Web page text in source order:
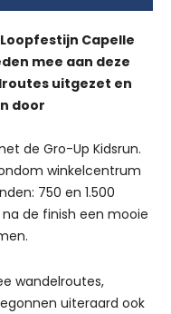
Capelle
mee aan deze
uitgezet en
door
de Gro-Up Kidsrun.
winkelcentrum
750 en 1.500
de finish een mooie
wandelroutes,
uiteraard ook